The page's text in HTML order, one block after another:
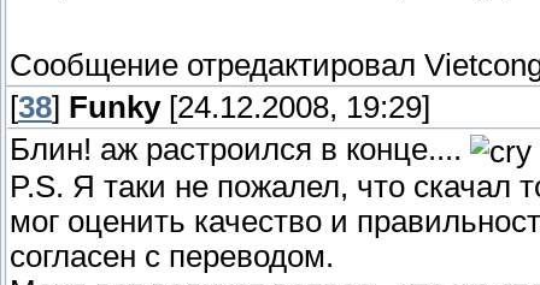
Сообщение отредактировал
[38] Funky[24.12.2008, 19:29]
Блин! аж растроился в конце....
P.S. Я таки не пожалел, что скачал
мог оценить качество и
согласен с переводом.